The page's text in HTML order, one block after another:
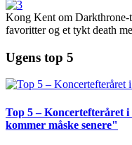
Kong Kent om Darkthrone-
favoritter og et tykt death
Ugens top 5
Top 5 – Koncertefteråret
kommer måske senere"